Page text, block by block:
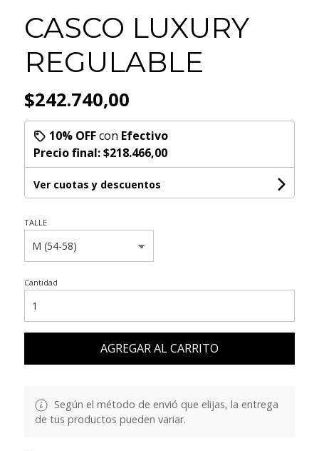
CASCO LUXURY
REGULABLE
$242.740,00
10% OFFcon Efectivo
Precio final:$218.466,00
Ver cuotas y descuentos
TALLE
Cantidad
AGREGAR AL CARRITO
Según el método de envió que elijas, la entrega
de tus productos pueden variar.